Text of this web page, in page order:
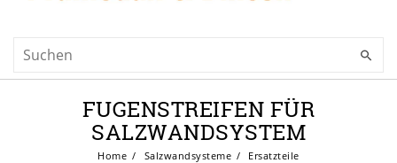
FUGENSTREIFEN FÜR
SALZWANDSYSTEM
Home Salzwandsysteme Ersatzteile